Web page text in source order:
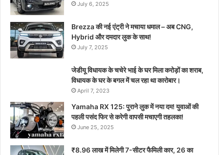
July 6, 2025
Brezza की नई एंट्री ने मचाया धमाल – अब CNG,
Hybrid और दमदार लुक के साथ!
July 7, 2025
जेडीयू विधायक के चचेरे भाई के घर मिला करोड़ों का शराब,
विधायक के घर के बगल में चल रहा था कारोबार।
April 7, 2023
Yamaha RX 125: पुराने लुक में नया दम! युवाओं की
पहली पसंद फिर से करेगी वापसी मचाएगी तहलका!
June 25, 2025
₹8.96 लाख में मिलेगी 7-सीटर फैमिली कार, 26 का